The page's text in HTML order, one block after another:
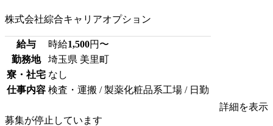
株式会社綜合キャリアオプション
給与 時給1,500円〜
勤務地
埼玉県 美里町
寮・社宅 なし
仕事内容 検査・運搬 / 製薬化粧品系工場 / 日勤
詳細を表示
募集が停止しています